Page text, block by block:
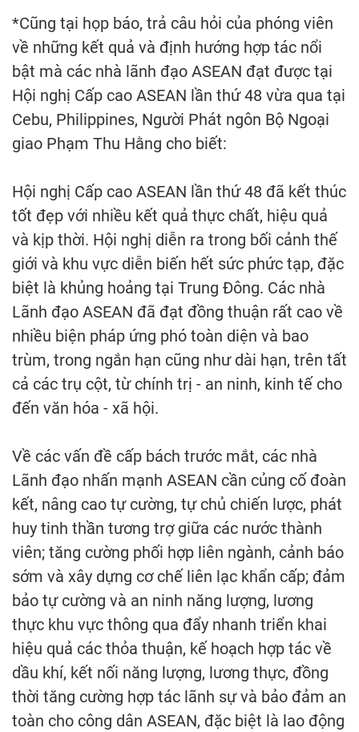
*Cũng tại họp báo, trả câu hỏi của phóng viên
về những kết quả và định hướng hợp tác nổi
bật mà các nhà lãnh đạo ASEAN đạt được tại
Hội nghị Cấp cao ASEAN lần thứ 48 vừa qua tại
Cebu, Philippines, Người Phát ngôn Bộ Ngoại
giao Phạm Thu Hằng cho biết:
Hội nghị Cấp cao ASEAN lần thứ 48 đã kết thúc
tốt đẹp với nhiều kết quả thực chất, hiệu quả
và kịp thời. Hội nghị diễn ra trong bối cảnh thế
giới và khu vực diễn biến hết sức phức tạp, đặc
biệt là khủng hoảng tại Trung Đông. Các nhà
Lãnh đạo ASEAN đã đạt đồng thuận rất cao về
nhiều biện pháp ứng phó toàn diện và bao
trùm, trong ngắn hạn cũng như dài hạn, trên tất
cả các trụ cột, từ chính trị - an ninh, kinh tế cho
đến văn hóa - xã hội.
Về các vấn đề cấp bách trước mắt, các nhà
Lãnh đạo nhấn mạnh ASEAN cần củng cố đoàn
kết, nâng cao tự cường, tự chủ chiến lược, phát
huy tinh thần tương trợ giữa các nước thành
viên; tăng cường phối hợp liên ngành, cảnh báo
sớm và xây dựng cơ chế liên lạc khẩn cấp; đảm
bảo tự cường và an ninh năng lượng, lương
thực khu vực thông qua đẩy nhanh triển khai
hiệu quả các thỏa thuận, kế hoạch hợp tác về
dầu khí, kết nối năng lượng, lương thực, đồng
thời tăng cường hợp tác lãnh sự và bảo đảm an
toàn cho công dân ASEAN, đặc biệt là lao động